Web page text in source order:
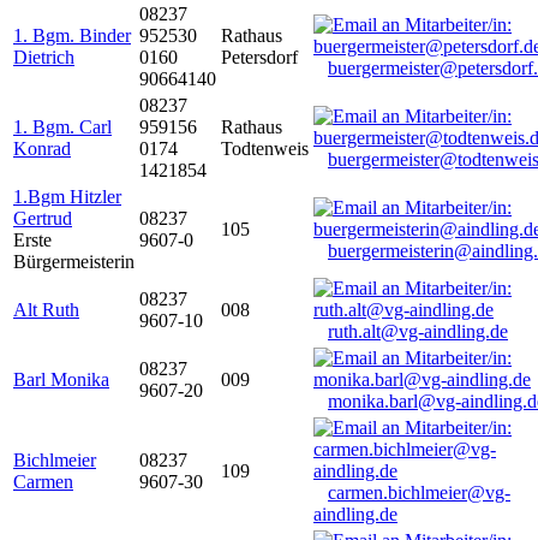
1. Bgm. Binder
Dietrich
08237
952530
0160
90664140
Rathaus
Petersdorf
1. Bgm. Carl
Konrad
08237
959156
0174
1421854
Rathaus
Todtenweis
1.Bgm Hitzler
Gertrud
Erste
Bürgermeisterin
08237
9607-0
105
Alt Ruth
08237
9607-10
008
ruth.alt@vg-aindling.de
Barl Monika
08237
9607-20
009
monika.barl@vg-
Bichlmeier
Carmen
08237
9607-30
109
carmen.bichlmeier@vg-
aindling.de